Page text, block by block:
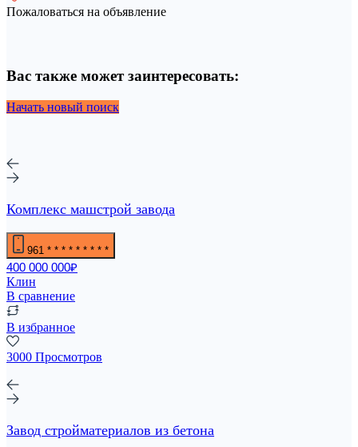
Пожаловаться на объявление
Вас также может заинтересовать:
Начать новый поиск
Комплекс машстрой завода
961 * * * * * * * * *
400 000 000₽
Клин
В сравнение
В избранное
3000 Просмотров
Завод стройматериалов из бетона